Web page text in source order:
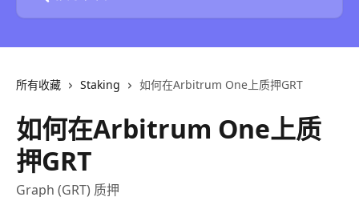
所有收藏 Staking 如何在Arbitrum One上质押GRT
如何在Arbitrum One上质
押GRT
Graph (GRT) 质押